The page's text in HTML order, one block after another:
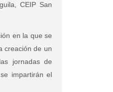
CEIP San
en la que se
creación de un
jornadas de
impartirán el